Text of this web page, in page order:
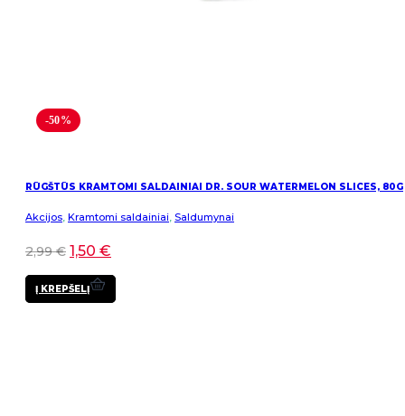
-50%
RŪGŠTŪS KRAMTOMI SALDAINIAI DR. SOUR WATERMELON SLICES, 80G
Akcijos, Kramtomi saldainiai, Saldumynai
2,99€ 1,50 €
Į KREPŠELĮ